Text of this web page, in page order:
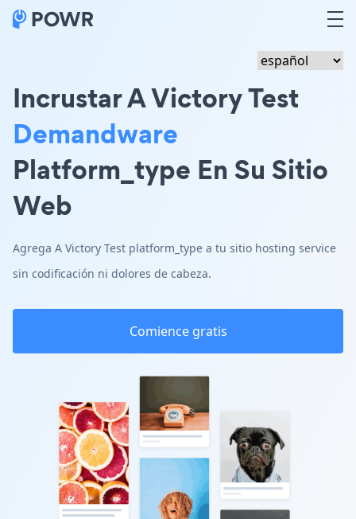
Incrustar A Victory Test
Demandware
Platform_type En Su Sitio
Web
Agrega A Victory Test platform_type a tu sitio hosting service
sin codificación ni dolores de cabeza.
Comience gratis